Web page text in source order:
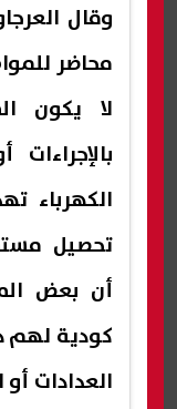
وقال
محاضر
لا يكون
الكهرباء
تحصيل
أن بعض
كودية
العدادات أو